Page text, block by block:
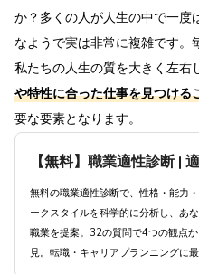
性格タイプ別おすすめ職種
カウンセラー・セラピ
看護師・介護職
クリエイティブ職
接客業・サービス業
性格タイプ別おすすめ職種
プロジェクトマネージ
事務職
品質管理担当者
財務アドバイザー
性格タイプ別おすすめ職種
か？多くの人が人生の中で一度
なようで実は非常に複雑です。
私たちの人生の質を大きく左右
や特性に合った仕事を見つける
要な要素となります。
【無料】職業適性診断 |
で科学的分析と職業提案
無料の職業適性診断で、性格・能力
ークスタイルを科学的に分析し、あ
職業を提案。32の質問で4つの観点
見。転職・キャリアプランニングに